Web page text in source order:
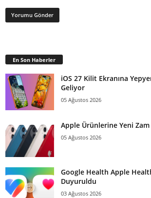
En Son Haberler
iOS 27 Kilit Ekranına
Geliyor
05 Ağustos 2026
Apple Ürünlerine Yeni Zam
05 Ağustos 2026
Google Health Apple
Duyuruldu
03 Ağustos 2026